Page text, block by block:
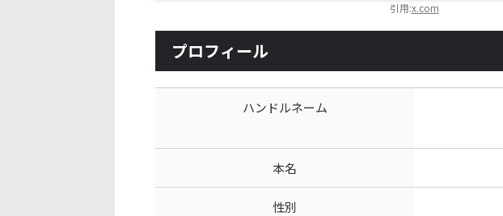
引用:x.com
プロフィール
ハンドルネーム
本名
性別